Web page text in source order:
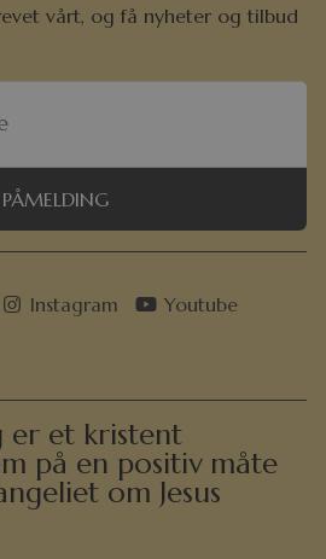
vårt, og få nyheter og tilbud
PÅMELDING
Instagram Youtube
er et kristent
på en positiv måte
om Jesus